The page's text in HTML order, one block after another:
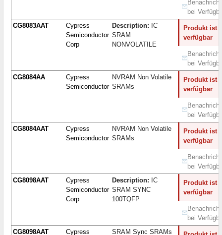
bei
CG8083AAT
Cypress
Semiconductor
Corp
Description: IC
SRAM
NONVOLATILE
Produkt ist
verfügbar
bei
CG8084AA
Cypress
Semiconductor
NVRAM Non Volatile
SRAMs
Produkt ist
verfügbar
bei
CG8084AAT
Cypress
Semiconductor
NVRAM Non Volatile
SRAMs
Produkt ist
verfügbar
bei
CG8098AAT
Cypress
Semiconductor
Corp
Description: IC
SRAM SYNC
100TQFP
Produkt ist
verfügbar
bei
CG8098AAT
Cypress SRAM Sync SRAMs